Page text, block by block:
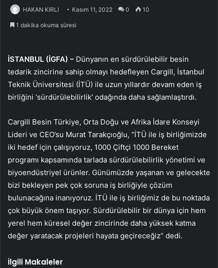
HAKAN KIRLI Kasım 11, 2022 0 10
1 dakika okuma süresi
İSTANBUL (İGFA) – Dünyanın en sürdürülebilir besin
tedarik zincirine sahip olmayı hedefleyen Cargill, İstanbul
Teknik Üniversitesi (İTÜ) ile uzun yıllardır devam eden iş
birliğini ‘sürdürülebilirlik’ odağında daha sağlamlaştırdı.
Cargill Besin Türkiye, Orta Doğu ve Afrika İdare Konseyi
Lideri ve CEO’su Murat Tarakçıoğlu, “İTÜ ile iş birliğimizde
iki hedef için çalışıyoruz, 1000 Çiftçi 1000 Bereket
programı kapsamında tarlada sürdürülebilirlik yönetimi ve
biyoendüstriyel ürünler. Günümüzde yaşanan ve gelecekte
bizi bekleyen pek çok soruna iş birliğiyle çözüm
bulunacağına inanıyoruz. İTÜ ile iş birliğimiz de bu noktada
çok büyük önem taşıyor. Sürdürülebilir bir dünya için hem
yerel hem küresel değer zincirinde daha yüksek katma
değer yaratacak projeleri hayata geçireceğiz” dedi.
İlgili Makaleler